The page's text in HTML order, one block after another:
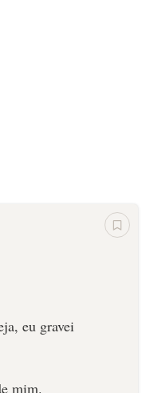
eu gravei
mim.